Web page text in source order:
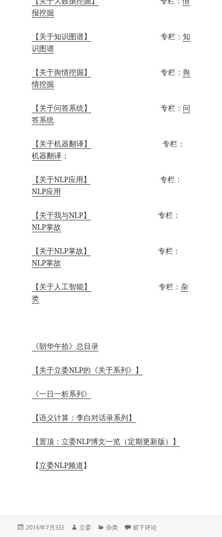
报挖掘
【关于知识图谱】 专栏： 知
识图谱
【关于舆情挖掘】 专栏： 舆
情挖掘
【关于问答系统】 专栏： 问
答系统
【关于机器翻译】
专栏：
机器翻译 ；
【关于NLP应用】
专栏：
NLP应用
【关于我与NLP】
专栏：
NLP掌故
【关于NLP掌故】
专栏：
NLP掌故
【关于人工智能】 专栏： 杂
类
《朝华午拾》总目录
【关于立委NLP的《关于系列》】
《一日一析系列》
【语义计算：李白对话录系列】
【置顶：立委NLP博文一览（定期更新版）】
【立委NLP频道】
发
2016年7月3日
作
立委
分
杂类 于【立委NLP频道的《关于系列
留下评论